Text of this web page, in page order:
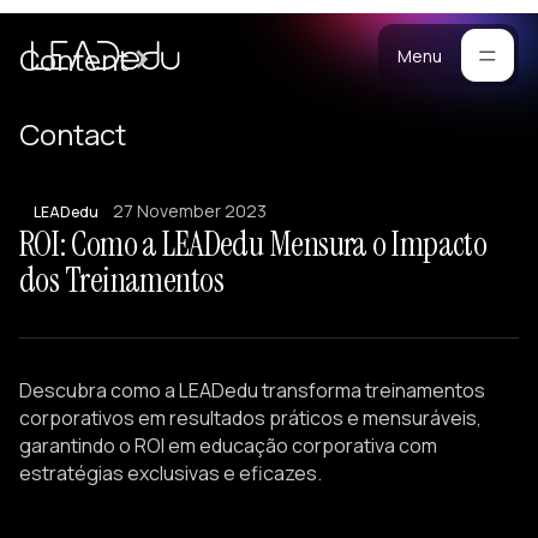
Menu
are
Methodology
Portfolio
Content
Cases
Blog
Materials
Contact
ROI: Como a LEADedu Mensura o Impacto
dos Treinamentos
LEADedu 27 November 2023
Descubra como a LEADedu transforma treinamentos
corporativos em resultados práticos e mensuráveis,
garantindo o ROI em educação corporativa com
estratégias exclusivas e eficazes.